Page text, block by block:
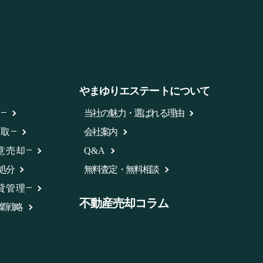
売却
分
管理
戦略
やまゆりエステートについて
当社の魅力・選ばれる理由
会社案内
Q&A
無料査定・無料相談
不動産売却コラム